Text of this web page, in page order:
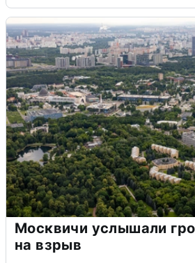
Москвичи услышали
на взрыв